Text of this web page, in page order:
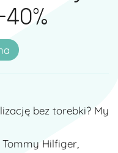
40%
bez torebki? My
Tommy Hilfiger,